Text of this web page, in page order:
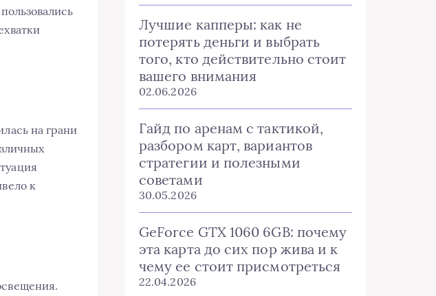
на грани
к
Лучшие капперы: как не
потерять деньги и выбрать
того, кто действительно стоит
вашего внимания
02.06.2026
Гайд по аренам с тактикой,
разбором карт, вариантов
стратегии и полезными
советами
30.05.2026
GeForce GTX 1060 6GB: почему
эта карта до сих пор жива и к
чему ее стоит присмотреться
22.04.2026